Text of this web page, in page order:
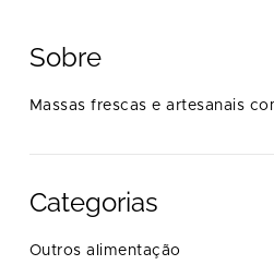
Sobre
Massas frescas e artesanais
Categorias
Outros alimentação